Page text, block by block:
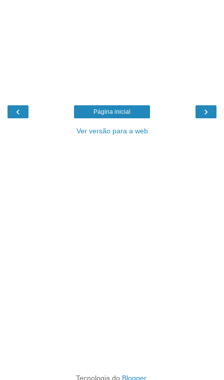
‹ ›
Página inicial
Ver versão para a web
Tecnologia do Blogger.